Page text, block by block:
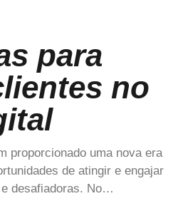
para
no
proporcionado uma nova era
de atingir e engajar
desafiadoras. No…